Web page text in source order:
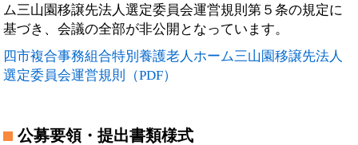
ム三山園移譲先法人選定委員会運営規則第５条の規定に
基づき、会議の全部が非公開となっています。
四市複合事務組合特別養護老人ホーム三山園移譲先法人
選定委員会運営規則（PDF）
公募要領・提出書類様式